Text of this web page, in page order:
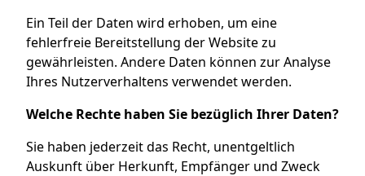
Ein Teil der Daten wird erhoben, um eine
fehlerfreie Bereitstellung der Website zu
gewährleisten. Andere Daten können zur Analyse
Ihres Nutzerverhaltens verwendet werden.
Welche Rechte haben Sie bezüglich Ihrer Daten?
Sie haben jederzeit das Recht, unentgeltlich
Auskunft über Herkunft, Empfänger und Zweck